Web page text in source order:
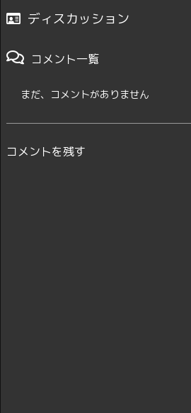
ディスカッション
コメント一覧
まだ、コメントがありません
コメントを残す